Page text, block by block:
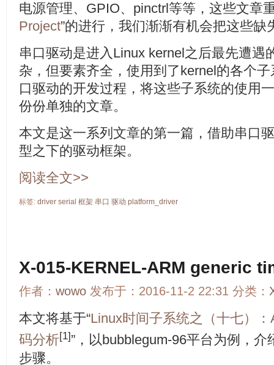
电源管理、GPIO、pinctrl等等，这些文章
Project”的进行，我们渐渐有机会把这些缺
串口驱动是进入Linux kernel之后最先遭遇
杂，但要素齐全，使用到了kernel的各个
口驱动的开发过程，将这些子系统的使用
份份单独的文章。
本文是这一系列文章的第一篇，借助串口
型之下的驱动框架。
阅读全文>>
标签: driver serial 框架 串口 驱动 platform_driver
X-015-KERNEL-ARM generic
作者： wowo 发布于：2016-11-2 22:31 分类：
本文将基于“Linux时间子系统之（十七）
码分析[1]”，以bubblegum-96平台为例，
步骤。